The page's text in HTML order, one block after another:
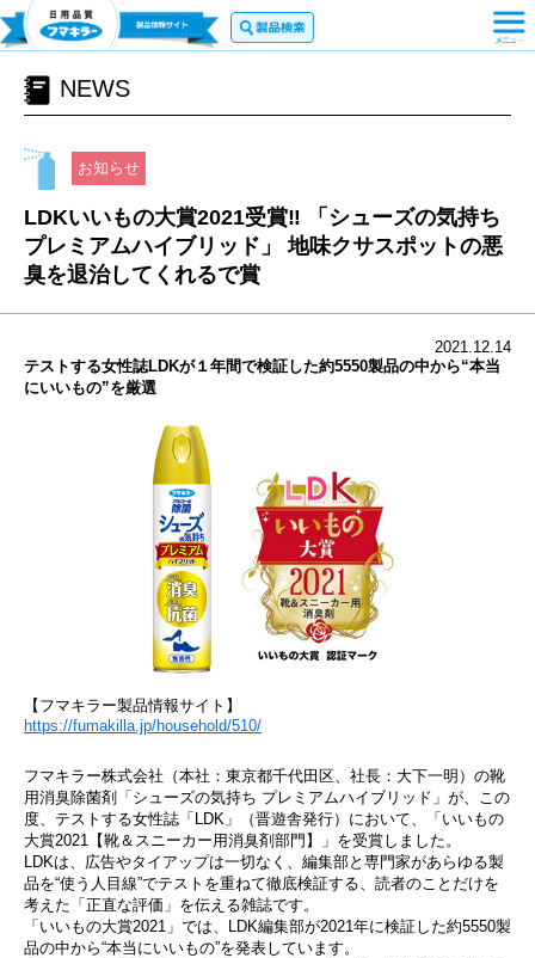
NEWS
お知らせ
LDKいいもの大賞2021受賞‼ 「シューズの気持ち
プレミアムハイブリッド」 地味クサスポットの悪
臭を退治してくれるで賞
2021.12.14
テストする女性誌LDKが１年間で検証した約5550製品の中から“本当
にいいもの”を厳選
【フマキラー製品情報サイト】
https://fumakilla.jp/household/510/
フマキラー株式会社（本社：東京都千代田区、社長：大下一明）の靴
用消臭除菌剤「シューズの気持ち プレミアムハイブリッド」が、この
度、テストする女性誌「LDK」（晋遊舎発行）において、「いいもの
大賞2021【靴＆スニーカー用消臭剤部門】」を受賞しました。
LDKは、広告やタイアップは一切なく、編集部と専門家があらゆる製
品を“使う人目線”でテストを重ねて徹底検証する、読者のことだけを
考えた「正直な評価」を伝える雑誌です。
「いいもの大賞2021」では、LDK編集部が2021年に検証した約5550製
品の中から“本当にいいもの”を発表しています。